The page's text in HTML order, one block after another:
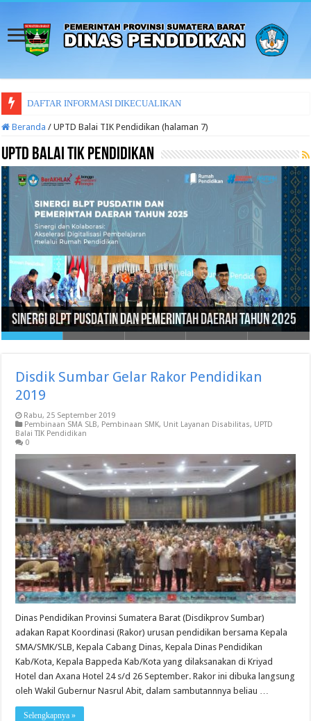
LAPORAN SURAT MENYURAT
Beranda / UPTD Balai TIK Pendidikan (halaman 7)
UPTD Balai TIK Pendidikan
Sinergi BLPT PUSDATIN dan Pemerintah Daerah Tahun 2025
Selamat Hari Raya Idul Fitri 1446 H / 2025 M
Launching Cetak Biru Transformasi Digital Rumah
Pendidikan
Gubernur Sumatera Barat Launching Unit Layanan
Disabilitas 2024
SOSIALISASI ASSESMEN NASIONAL 2024 TINGKAT SMK, MAK,
SMA, MA, SMALB SE SUMATERA BARAT
Disdik Sumbar Gelar Rakor Pendidikan
2019
Rabu, 25 September 2019
Pembinaan SMA SLB, Pembinaan SMK, Unit Layanan Disabilitas, UPTD
Balai TIK Pendidikan
0
Dinas Pendidikan Provinsi Sumatera Barat (Disdikprov Sumbar)
adakan Rapat Koordinasi (Rakor) urusan pendidikan bersama Kepala
SMA/SMK/SLB, Kepala Cabang Dinas, Kepala Dinas Pendidikan
Kab/Kota, Kepala Bappeda Kab/Kota yang dilaksanakan di Kriyad
Hotel dan Axana Hotel 24 s/d 26 September. Rakor ini dibuka langsung
oleh Wakil Gubernur Nasrul Abit, dalam sambutannnya beliau …
Selengkapnya »